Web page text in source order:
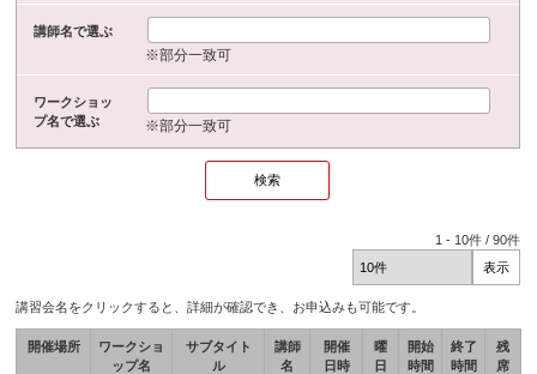
講師名で選ぶ
※部分一致可
ワークショッ
プ名で選ぶ
※部分一致可
1 - 10件 /90件
講習会名をクリックすると、詳細が確認でき、お申込みも可能です。
開催場所
ワークショ
ップ名
サブタイト
ル
講師
名
開催
日時
曜
日
開始
時間
終了
時間
残
席